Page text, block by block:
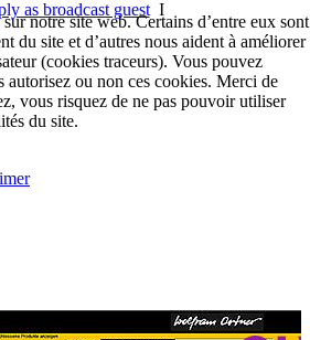
as broadcast guestI
notre site web. Certains d’entre eux sont
du site et d’autres nous aident à améliorer
(cookies traceurs). Vous pouvez
autorisez ou non ces cookies. Merci de
vous risquez de ne pas pouvoir utiliser
du site.